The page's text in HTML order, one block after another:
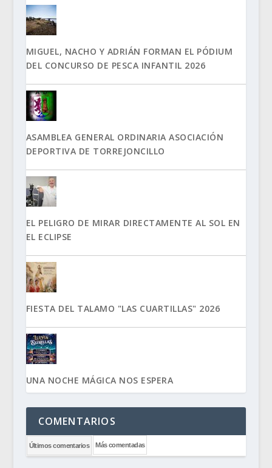
MIGUEL, NACHO Y ADRIÁN FORMAN EL PÓDIUM
DEL CONCURSO DE PESCA INFANTIL 2026
ASAMBLEA GENERAL ORDINARIA ASOCIACIÓN
DEPORTIVA DE TORREJONCILLO
EL PELIGRO DE MIRAR DIRECTAMENTE AL SOL EN
EL ECLIPSE
FIESTA DEL TALAMO "LAS CUARTILLAS" 2026
UNA NOCHE MÁGICA NOS ESPERA
COMENTARIOS
Últimos comentarios Más comentadas